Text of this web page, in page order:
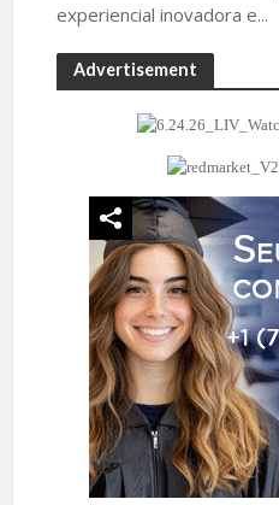
experiencial inovadora e...
Advertisement